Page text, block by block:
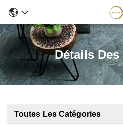
Détails
Toutes Les Catégories